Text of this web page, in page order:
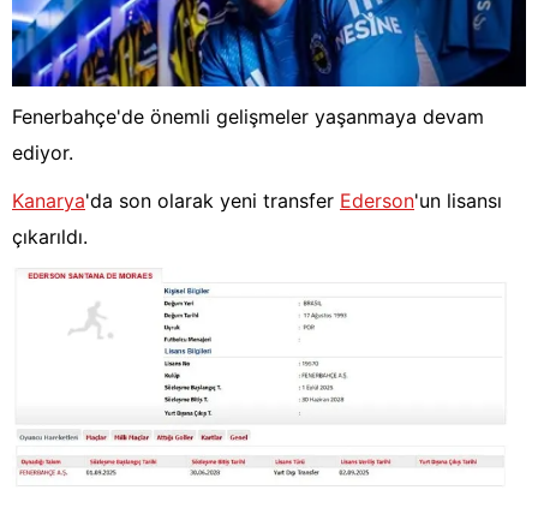
Fenerbahçe'de önemli gelişmeler yaşanmaya devam
ediyor.
Kanarya'da son olarak yeni transfer Ederson'un lisansı
çıkarıldı.